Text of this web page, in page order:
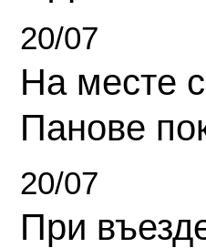
20/07
На месте
Панове
20/07
При